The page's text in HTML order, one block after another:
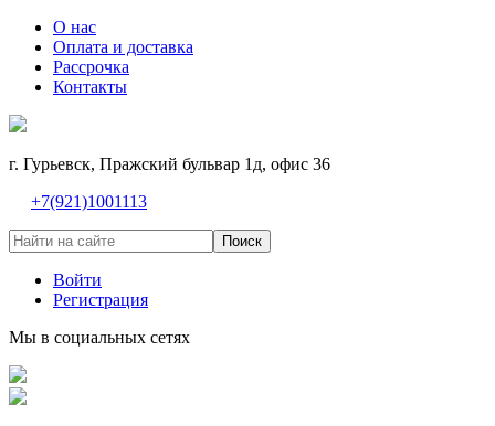
О нас
Оплата и доставка
Рассрочка
Контакты
г. Гурьевск, Пражский бульвар 1д, офис 36
+7(921)1001113
Поиск
Войти
Регистрация
Мы в социальных сетях